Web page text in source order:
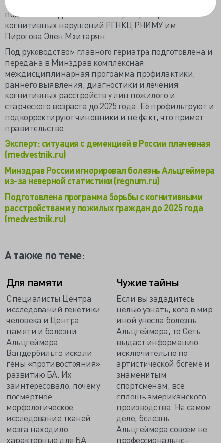
консультировать гериатрических пациентов», -
поделилась идеей завлаб нейрогериатрии и
когнитивных нарушений РГНКЦ РНИМУ им.
Пирогова Элен Мхитарян.
Под руководством главного гериатра подготовлена и
передана в Минздрав комплексная
междисциплинарная программа профилактики,
раннего выявления, диагностики и лечения
когнитивных расстройств у лиц пожилого и
старческого возраста до 2025 года. Её профильтруют и
подкорректируют чиновники и не факт, что примет
правительство.
Эксперт: ситуация с деменцией в России плачевная
(medvestnik.ru)
Минздрав России игнорировал болезнь Альцгеймера
из-за неверной статистики (regnum.ru)
Подготовлена программа борьбы с когнитивными
расстройствами у пожилых граждан до 2025 года
(medvestnik.ru)
А также по теме:
Для памяти
Специалисты Центра
исследований генетики
человека и Центра
памяти и болезни
Альцгеймера
Вандербильта искали
гены «противостояния»
развитию БА. Их
заинтересовало, почему
посмертное
морфологическое
исследование тканей
мозга находило
характерные для БА
Чужие тайны
Если вы зададитесь
целью узнать, кого в мир
иной унесла болезнь
Альцгеймера, то Сеть
выдаст информацию
исключительно по
артистической богеме и
знаменитым
спортсменам, все
сплошь американского
производства. На самом
деле, болезнь
Альцгеймера совсем не
профессионально-